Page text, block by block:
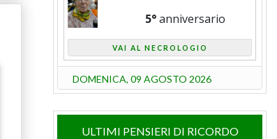
5°anniversario
VAI AL NECROLOGIO
DOMENICA, 09 AGOSTO 2026
ULTIMI PENSIERI DI RICORDO